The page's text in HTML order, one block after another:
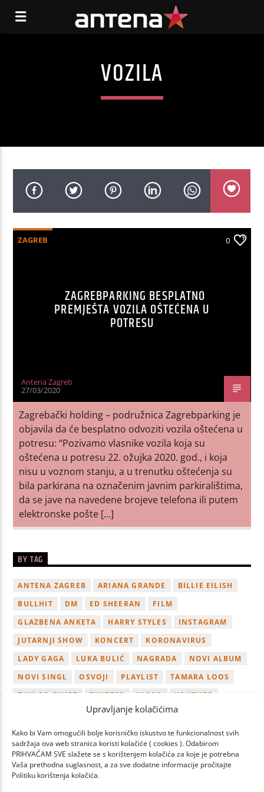
Upravljanje kolačićima
Kako bi Vam omogućili bolje korisničko iskustvo te funkcionalnost svih
sadržaja ova web stranica koristi kolačiće ( cookies ). Odabirom
PRIHVAĆAM SVE slažete se s korištenjem kolačića za koje je potrebna
Vaša prethodna suglasnost, a za sve dodatne informacije pročitajte
Politiku korištenja kolačića.
VOZILA
ZAGREB 0
ZAGREBPARKING BESPLATNO
PREMJEŠTA VOZILA OŠTEĆENA U
POTRESU
Antena Zagreb
27/03/2020
Zagrebački holding – podružnica Zagrebparking je
objavila da će besplatno odvoziti vozila oštećena u
potresu: “Pozivamo vlasnike vozila koja su
oštećena u potresu 22. ožujka 2020. god., i koja
nisu u voznom stanju, a u trenutku oštećenja su
bila parkirana na označenim javnim parkiralištima,
da se jave na navedene brojeve telefona ili putem
elektronske pošte […]
BY TAG
ANTENA ZAGREB ARIANA GRANDE
BILLIE EILISH
BULLHIT
DM ED SHEERAN
FILM
GLAZBENA ANKETA
HARRY STYLES
INSTAGRAM
JUTARNJI SHOW
KONCERT
KORONAVIRUS
LADY GAGA
LUKA BULIĆ NAGRADA
NOVI ALBUM
NOVI SINGL
OSVOJI PLAYLIST
TAMARA LOOS
TAYLOR SWIFT
TWITTER VIDEO
YOUTUBE